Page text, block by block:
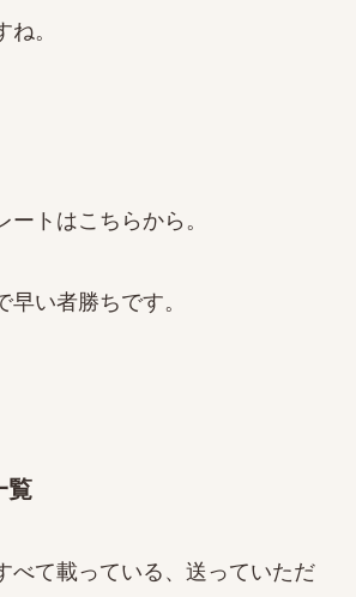
。
ートはこちらから。
い者勝ちです。
覧
べて載っている、送っていただ